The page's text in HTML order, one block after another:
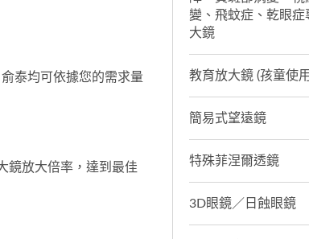
泰均可依據您的需求量
鏡放大倍率，達到最佳
變、飛蚊症、乾眼症
大鏡
教育放大鏡 (孩童使
簡易式望遠鏡
特殊菲涅爾透鏡
3D眼鏡／日蝕眼鏡